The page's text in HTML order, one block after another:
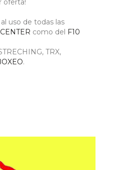
oferta!
uso de todas las
como del
F10
TRX,
.